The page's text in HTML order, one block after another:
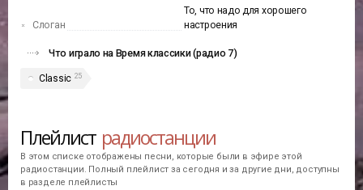
Слоган
То, что надо для хорошего
настроения
Что играло на Время классики (радио 7)
Classic 25
Плейлист радиостанции
В этом списке отображены песни, которые были в эфире этой
радиостанции. Полный плейлист за сегодня и за другие дни, доступны
в разделе плейлисты